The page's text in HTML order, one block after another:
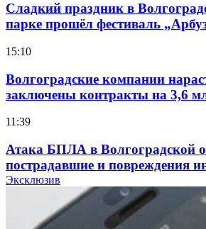
Сладкий праздник в
парке прошёл фестиваль
15:10
Волгоградские компании
заключены контракты на 3,6
11:39
Атака БПЛА в Волгоградской
пострадавшие и повреждения
Волгоградские вузы в топе
Эксклюзив